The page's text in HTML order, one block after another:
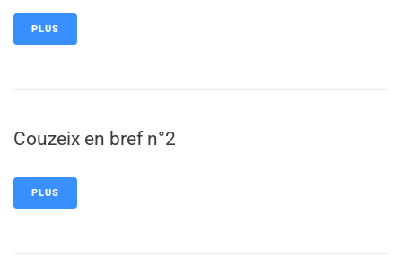
PLUS
Couzeix en bref n°2
PLUS